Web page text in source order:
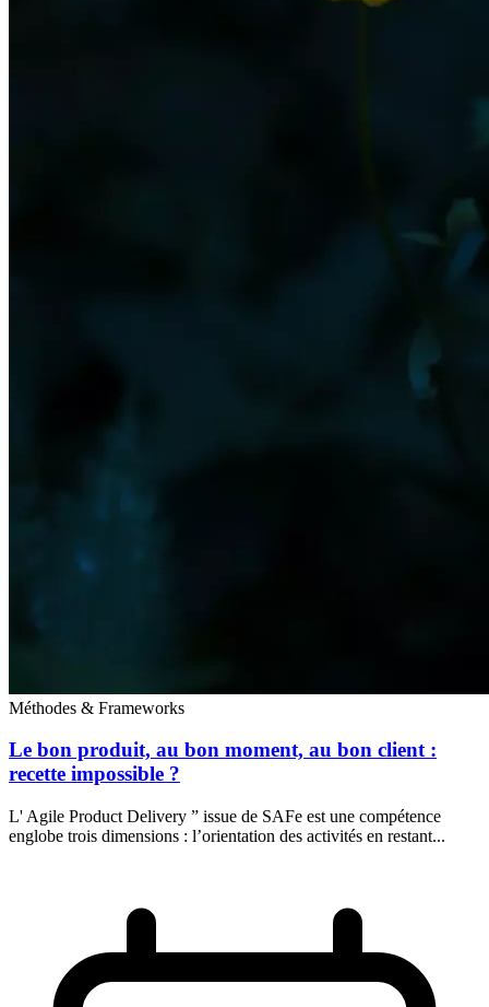
Méthodes & Frameworks
Le bon produit, au bon moment, au bon client :
recette impossible ?
L' Agile Product Delivery ” issue de SAFe est une compétence
englobe trois dimensions : l’orientation des activités en restant...